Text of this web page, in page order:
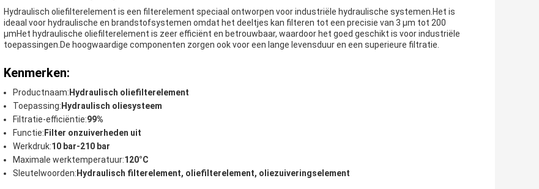
Hydraulisch oliefilterelement is een filterelement speciaal ontworpen voor industriële hydraulische systemen.Het is
ideaal voor hydraulische en brandstofsystemen omdat het deeltjes kan filteren tot een precisie van 3 μm tot 200
μmHet hydraulische oliefilterelement is zeer efficiënt en betrouwbaar, waardoor het goed geschikt is voor industriële
toepassingen.De hoogwaardige componenten zorgen ook voor een lange levensduur en een superieure filtratie.
Kenmerken:
Productnaam: Hydraulisch oliefilterelement
Toepassing: Hydraulisch oliesysteem
Filtratie-efficiëntie:99%
Functie: Filter onzuiverheden uit
Werkdruk:10 bar-210 bar
Maximale werktemperatuur:120°C
Sleutelwoorden: Hydraulisch filterelement, oliefilterelement, oliezuiveringselement